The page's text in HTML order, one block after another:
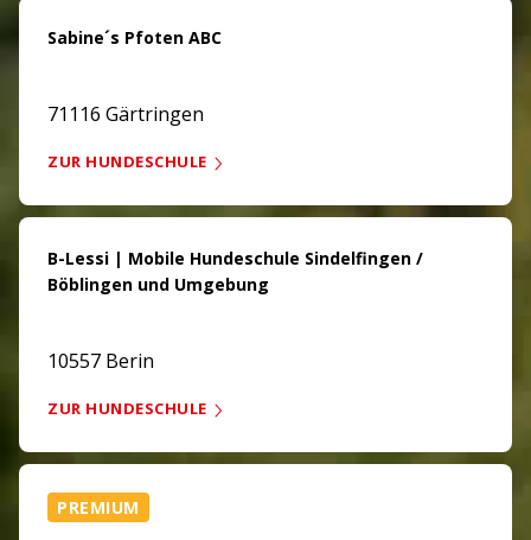
Sabine´s Pfoten ABC
71116 Gärtringen
ZUR HUNDESCHULE
B-Lessi | Mobile Hundeschule Sindelfingen /
Böblingen und Umgebung
10557 Berin
ZUR HUNDESCHULE
PREMIUM